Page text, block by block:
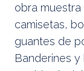
obra
camisetas,
guantes de
Banderines